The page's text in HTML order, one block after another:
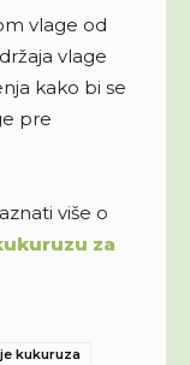
vlage od
vlage
kako bi se
pre
više o
za
kukuruza